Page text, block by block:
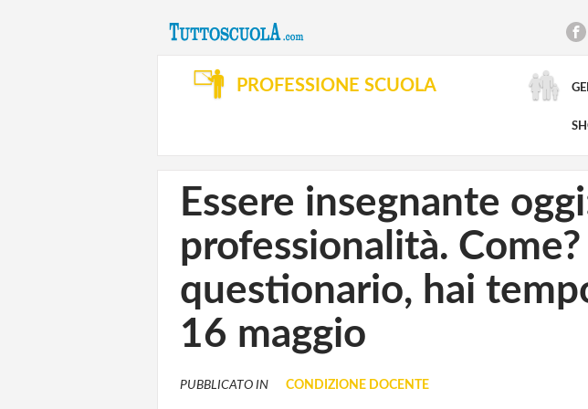
PROFESSIONE SCUOLA
Essere insegnante
professionalità.
questionario, hai
16 maggio
PUBBLICATO IN CONDIZIONE DOCENTE